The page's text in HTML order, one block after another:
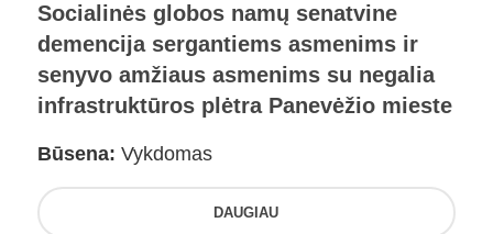
Socialinės globos namų senatvine
demencija sergantiems asmenims ir
senyvo amžiaus asmenims su negalia
infrastruktūros plėtra Panevėžio mieste
Būsena: Vykdomas
DAUGIAU